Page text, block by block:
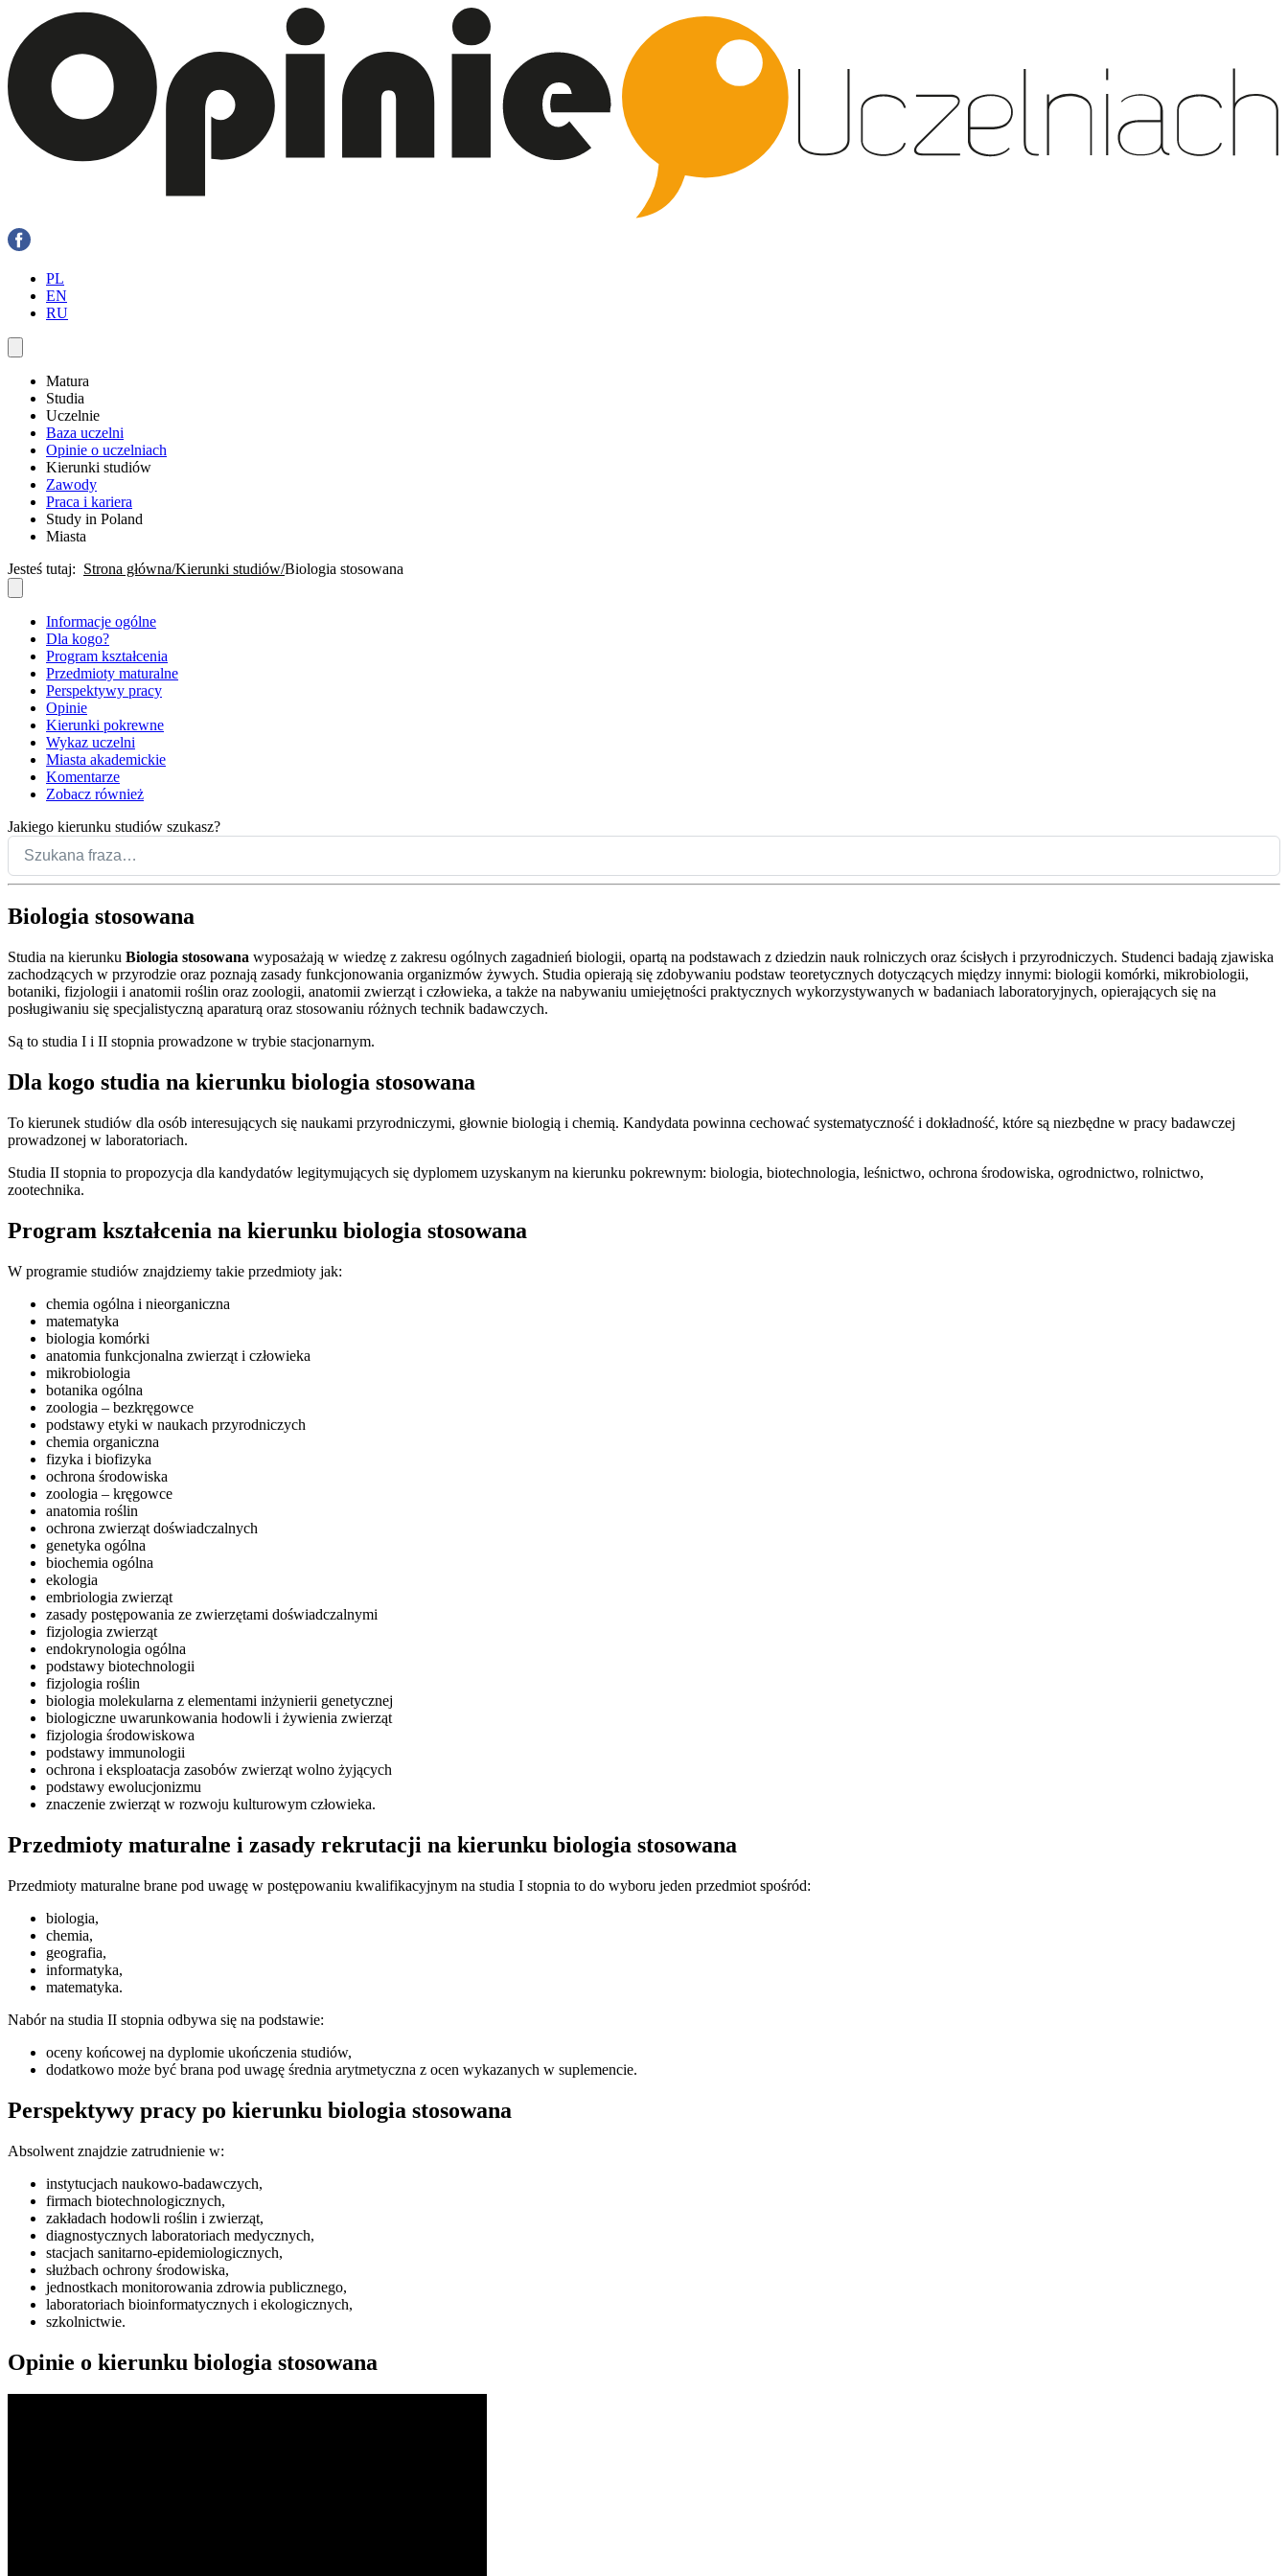
PL
EN
RU
Matura
Studia
Uczelnie
Baza uczelni
Opinie o uczelniach
Kierunki studiów
Zawody
Praca i kariera
Study in Poland
Miasta
Jesteś tutaj: Strona główna Kierunki studiów Biologia stosowana
Informacje ogólne
Dla kogo?
Program kształcenia
Przedmioty maturalne
Perspektywy pracy
Opinie
Kierunki pokrewne
Wykaz uczelni
Miasta akademickie
Komentarze
Zobacz również
Jakiego kierunku studiów szukasz?
Biologia stosowana
Studia na kierunku Biologia stosowana wyposażają w wiedzę z zakresu ogólnych zagadnień biologii, opartą na podstawach z dziedzin nauk rolniczych oraz ścisłych i przyrodniczych. Studenci badają zjawiska
zachodzących w przyrodzie oraz poznają zasady funkcjonowania organizmów żywych. Studia opierają się zdobywaniu podstaw teoretycznych dotyczących między innymi: biologii komórki, mikrobiologii,
botaniki, fizjologii i anatomii roślin oraz zoologii, anatomii zwierząt i człowieka, a także na nabywaniu umiejętności praktycznych wykorzystywanych w badaniach laboratoryjnych, opierających się na
posługiwaniu się specjalistyczną aparaturą oraz stosowaniu różnych technik badawczych.
Są to studia I i II stopnia prowadzone w trybie stacjonarnym.
Dla kogo studia na kierunku biologia stosowana
To kierunek studiów dla osób interesujących się naukami przyrodniczymi, głownie biologią i chemią. Kandydata powinna cechować systematyczność i dokładność, które są niezbędne w pracy badawczej
prowadzonej w laboratoriach.
Studia II stopnia to propozycja dla kandydatów legitymujących się dyplomem uzyskanym na kierunku pokrewnym: biologia, biotechnologia, leśnictwo, ochrona środowiska, ogrodnictwo, rolnictwo,
zootechnika.
Program kształcenia na kierunku biologia stosowana
W programie studiów znajdziemy takie przedmioty jak:
chemia ogólna i nieorganiczna
matematyka
biologia komórki
anatomia funkcjonalna zwierząt i człowieka
mikrobiologia
botanika ogólna
zoologia – bezkręgowce
podstawy etyki w naukach przyrodniczych
chemia organiczna
fizyka i biofizyka
ochrona środowiska
zoologia – kręgowce
anatomia roślin
ochrona zwierząt doświadczalnych
genetyka ogólna
biochemia ogólna
ekologia
embriologia zwierząt
zasady postępowania ze zwierzętami doświadczalnymi
fizjologia zwierząt
endokrynologia ogólna
podstawy biotechnologii
fizjologia roślin
biologia molekularna z elementami inżynierii genetycznej
biologiczne uwarunkowania hodowli i żywienia zwierząt
fizjologia środowiskowa
podstawy immunologii
ochrona i eksploatacja zasobów zwierząt wolno żyjących
podstawy ewolucjonizmu
znaczenie zwierząt w rozwoju kulturowym człowieka.
Przedmioty maturalne i zasady rekrutacji na kierunku biologia stosowana
Przedmioty maturalne brane pod uwagę w postępowaniu kwalifikacyjnym na studia I stopnia to do wyboru jeden przedmiot spośród:
biologia,
chemia,
geografia,
informatyka,
matematyka.
Nabór na studia II stopnia odbywa się na podstawie:
oceny końcowej na dyplomie ukończenia studiów,
dodatkowo może być brana pod uwagę średnia arytmetyczna z ocen wykazanych w suplemencie.
Perspektywy pracy po kierunku biologia stosowana
Absolwent znajdzie zatrudnienie w:
instytucjach naukowo-badawczych,
firmach biotechnologicznych,
zakładach hodowli roślin i zwierząt,
diagnostycznych laboratoriach medycznych,
stacjach sanitarno-epidemiologicznych,
służbach ochrony środowiska,
jednostkach monitorowania zdrowia publicznego,
laboratoriach bioinformatycznych i ekologicznych,
szkolnictwie.
Opinie o kierunku biologia stosowana